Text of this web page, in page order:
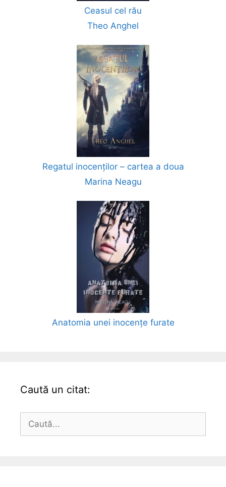
Ceasul cel rău
Theo Anghel
Regatul inocenților – cartea a doua
Marina Neagu
Anatomia unei inocențe furate
Caută un citat:
după: